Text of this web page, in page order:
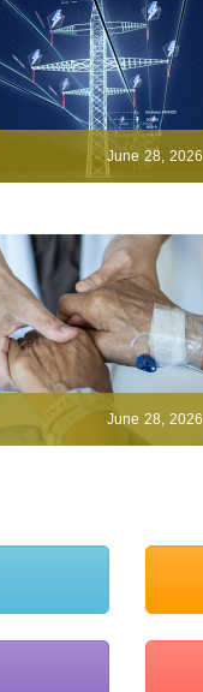
June 28, 2026
June 28, 2026